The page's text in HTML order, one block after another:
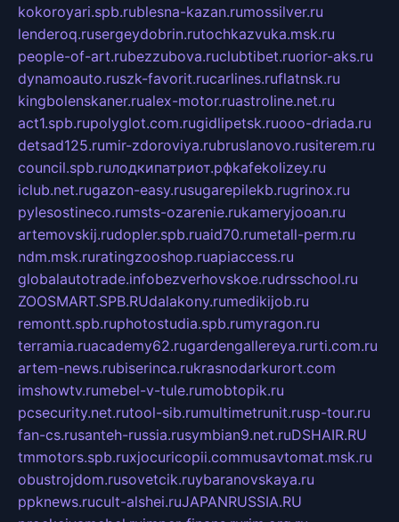
kokoroyari.spb.rublesna-kazan.rumossilver.ru
lenderoq.rusergeydobrin.rutochkazvuka.msk.ru
people-of-art.rubezzubova.ruclubtibet.ruorior-aks.ru
dynamoauto.ruszk-favorit.rucarlines.ruflatnsk.ru
kingbolenskaner.rualex-motor.ruastroline.net.ru
act1.spb.rupolyglot.com.rugidlipetsk.ruooo-driada.ru
detsad125.rumir-zdoroviya.rubruslanovo.rusiterem.ru
council.spb.ruлодкипатриот.рфkafekolizey.ru
iclub.net.rugazon-easy.rusugarepilekb.rugrinox.ru
pylesostineco.rumsts-ozarenie.rukameryjooan.ru
artemovskij.rudopler.spb.ruaid70.rumetall-perm.ru
ndm.msk.ruratingzooshop.ruapiaccess.ru
globalautotrade.infobezverhovskoe.rudrsschool.ru
ZOOSMART.SPB.RUdalakony.rumedikijob.ru
remontt.spb.ruphotostudia.spb.rumyragon.ru
terramia.ruacademy62.rugardengallereya.rurti.com.ru
artem-news.rubiserinca.rukrasnodarkurort.com
imshowtv.rumebel-v-tule.rumobtopik.ru
pcsecurity.net.rutool-sib.rumultimetrunit.rusp-tour.ru
fan-cs.rusanteh-russia.rusymbian9.net.ruDSHAIR.RU
tmmotors.spb.ruxjocuricopii.commusavtomat.msk.ru
obustrojdom.rusovetcik.ruybaranovskaya.ru
ppknews.rucult-alshei.ruJAPANRUSSIA.RU